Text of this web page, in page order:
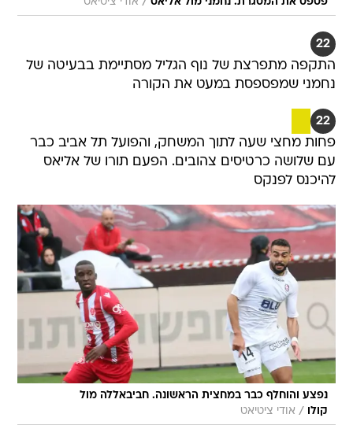
פספס את המסגרת. נחמני מול אליאס אודי ציטיאט
22
התקפה מתפרצת של נוף הגליל מסתיימת בבעיטה של
נחמני שמפספסת במעט את הקורה
22
פחות מחצי שעה לתוך המשחק, והפועל תל אביב כבר
עם שלושה כרטיסים צהובים. הפעם תורו של אליאס
להיכנס לפנקס
נפצע והוחלף כבר במחצית הראשונה. חביבאללה מול
קולו
/ אודי ציטיאט